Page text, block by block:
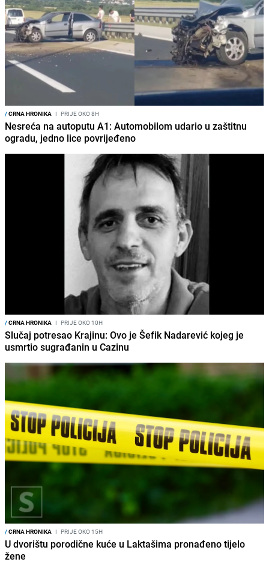
/CRNA HRONIKA I PRIJE OKO 8H
Nesreća na autoputu A1: Automobilom udario u zaštitnu
ogradu, jedno lice povrijeđeno
/CRNA HRONIKA I PRIJE OKO 10H
Slučaj potresao Krajinu: Ovo je Šefik Nadarević kojeg je
usmrtio sugrađanin u Cazinu
/CRNA HRONIKA I PRIJE OKO 15H
U dvorištu porodične kuće u Laktašima pronađeno tijelo
žene